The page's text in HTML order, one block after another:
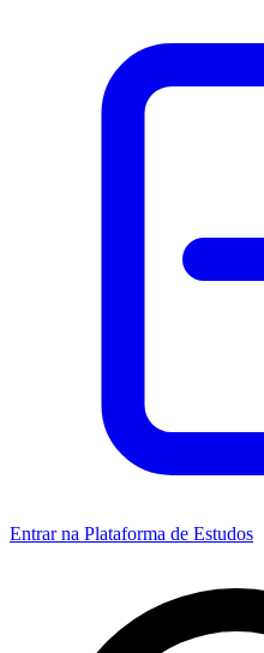
Entrar na Plataforma de Estudos